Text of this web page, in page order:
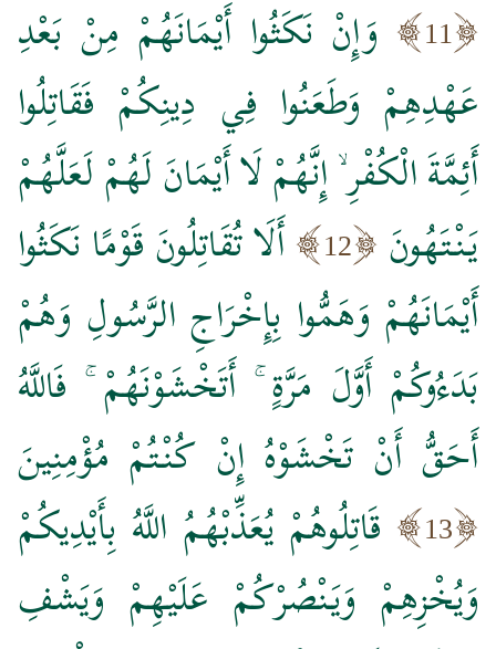
11
وَإِنْ نَكَثُوا أَيْمَانَهُمْ مِنْ بَعْدِ
عَهْدِهِمْ وَطَعَنُوا فِي دِينِكُمْ فَقَاتِلُوا
أَئِمَّةَ الْكُفْرِ ۙ إِنَّهُمْ لَا أَيْمَانَ لَهُمْ لَعَلَّهُمْ
يَنْتَهُونَ
12
أَلَا تُقَاتِلُونَ قَوْمًا نَكَثُوا
أَيْمَانَهُمْ وَهَمُّوا بِإِخْرَاجِ الرَّسُولِ وَهُمْ
بَدَءُوكُمْ أَوَّلَ مَرَّةٍ ۚ أَتَخْشَوْنَهُمْ ۚ فَاللَّهُ
أَحَقُّ أَنْ تَخْشَوْهُ إِنْ كُنْتُمْ مُؤْمِنِينَ
13
قَاتِلُوهُمْ يُعَذِّبْهُمُ اللَّهُ بِأَيْدِيكُمْ
وَيُخْزِهِمْ وَيَنْصُرْكُمْ عَلَيْهِمْ وَيَشْفِ